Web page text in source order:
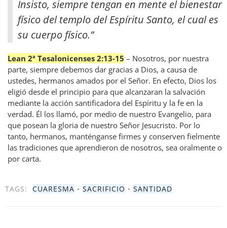
Insisto, siempre tengan en mente el bienestar
físico del templo del Espíritu Santo, el cual es
su cuerpo físico.”
Lean 2ª Tesalonicenses 2:13-15 – Nosotros, por nuestra
parte, siempre debemos dar gracias a Dios, a causa de
ustedes, hermanos amados por el Señor. En efecto, Dios los
eligió desde el principio para que alcanzaran la salvación
mediante la acción santificadora del Espíritu y la fe en la
verdad. Él los llamó, por medio de nuestro Evangelio, para
que posean la gloria de nuestro Señor Jesucristo. Por lo
tanto, hermanos, manténganse firmes y conserven fielmente
las tradiciones que aprendieron de nosotros, sea oralmente o
por carta.
TAGS: CUARESMA • SACRIFICIO • SANTIDAD